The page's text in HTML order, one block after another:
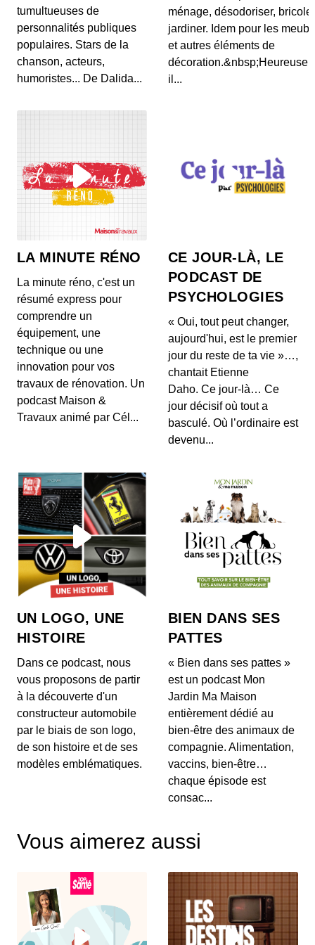
avec 6 révélations
Alors qu’il est à un tournant de sa carrière, à 29
ans, Paul Pogba offre un documentaire de deux...
Mbappé-Messi-Neymar, on vous
Seulement 5 équipes africaines à la
Coupe du monde, pourquoi ?
00:10:46 - IL Y A 4 ANS
(21...
Messi et hormone de croissance, la
vérité dévoilée
00:09:28 - IL Y A 3 ANS
Avant de devenir l’une des grandes légendes du
football, Lionel Messi a dû batailler durant son e...
France 98: Ibrahim Ba et Martin Djetou,
la descente aux enfers
00:12:46 - IL Y A 1 AN
Ecriture et réalisation: Jean-Sébastien Grond -
Sources: La nuit des maudits de Karim Nedjari,
Co...
D’où vient John Textor, le faux
00:13:36 - IL Y A 1 AN
Retour sur le parcours et les méthodes de John
Textor, le propriétaire de l’OL, un homme d’affair...
Premier League: La folle histoire des
surnoms des clubs
00:05:20 - IL Y A 4 ANS
D’où viennent les fameux surnoms des clubs
anglais ? Retour sur les histoires passionnantes
La déchéance de France 98, entre
joueurs cramés, paranoïa et danseuses
Ecriture et réalisation: Jean-Sébastien Grond.
Sources: Les Yeux dans les Bleus 3, L’Equipe, Le
M...
La grande (et sombre) histoire du Real
Madrid…
00:09:01 - IL Y A 4 ANS
Le Real Madrid est le plus grand club de l’histoire
du football, mais, avant les Galactiques de F...
00:13:54 - IL Y A 4 ANS
Quarante ans avant le surpuissant PSG qatarien,
Le secret des noms des joueurs
brésiliens !
00:08:31 - IL Y A 4 ANS
Zoom sur les « noms de scène » des footballeurs
tumultueuses de
personnalités publiques
populaires. Stars de la
chanson, acteurs,
humoristes... De Dalida...
ménage, désodoriser,
jardiner. Idem pour les
et autres éléments de
il...
LA MINUTE RÉNO
La minute réno, c'est un
résumé express pour
comprendre un
équipement, une
technique ou une
innovation pour vos
travaux de rénovation. Un
podcast Maison &
Travaux animé par Cél...
CE JOUR-LÀ, LE
PODCAST DE
PSYCHOLOGIES
« Oui, tout peut changer,
aujourd'hui, est le premier
jour du reste de ta vie »…,
chantait Etienne
Daho. Ce jour-là… Ce
jour décisif où tout a
basculé. Où l’ordinaire est
devenu...
UN LOGO, UNE
HISTOIRE
Dans ce podcast, nous
vous proposons de partir
à la découverte d'un
constructeur automobile
par le biais de son logo,
de son histoire et de ses
modèles emblématiques.
BIEN DANS SES
PATTES
« Bien dans ses pattes »
est un podcast Mon
Jardin Ma Maison
entièrement dédié au
bien-être des animaux de
compagnie. Alimentation,
vaccins, bien-être…
chaque épisode est
consac...
Vous aimerez aussi